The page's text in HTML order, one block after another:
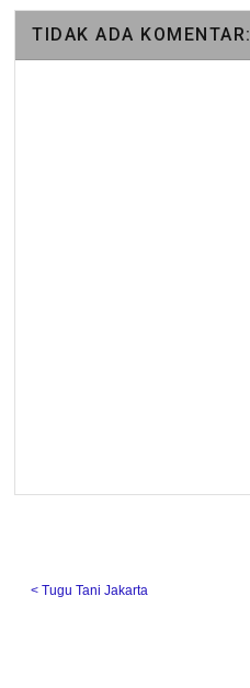
TIDAK ADA KOMENTAR:
˂ Tugu Tani Jakarta